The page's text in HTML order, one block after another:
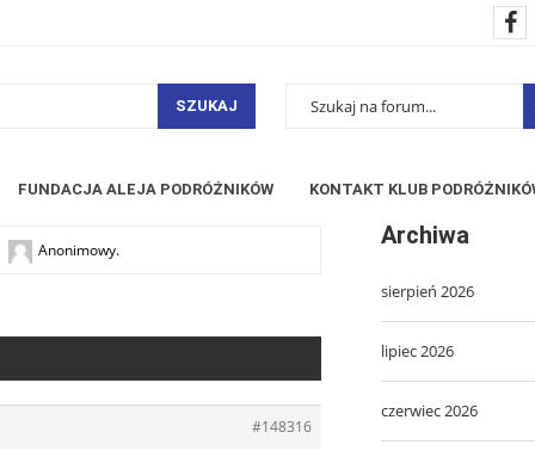
SZUKAJ
FUNDACJA ALEJA PODRÓŻNIKÓW KONTAKT KLUB
Anonimowy.
#148316
Archiwa
sierpień 2026
lipiec 2026
czerwiec 2026